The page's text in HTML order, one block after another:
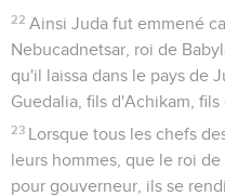
22 Ainsi Juda fut emmené
Nebucadnetsar, roi de
qu'il laissa dans le pays de
Guedalia, fils d'Achikam, fils
23 Lorsque tous les chefs
leurs hommes, que le roi
pour gouverneur, ils se